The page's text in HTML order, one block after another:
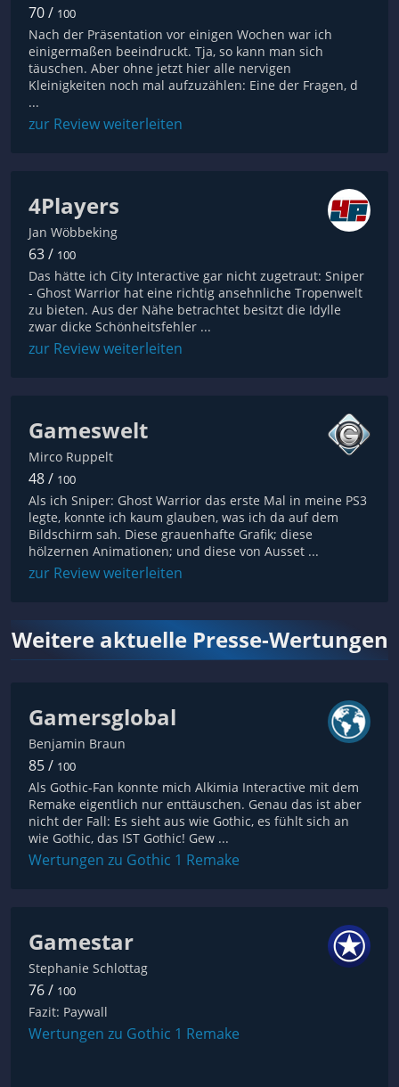
70 / 100
Nach der Präsentation vor einigen Wochen war ich
einigermaßen beeindruckt. Tja, so kann man sich
täuschen. Aber ohne jetzt hier alle nervigen
Kleinigkeiten noch mal aufzuzählen: Eine der Fragen, d
...
zur Review weiterleiten
4Players
Jan Wöbbeking
63 / 100
Das hätte ich City Interactive gar nicht zugetraut: Sniper
- Ghost Warrior hat eine richtig ansehnliche Tropenwelt
zu bieten. Aus der Nähe betrachtet besitzt die Idylle
zwar dicke Schönheitsfehler ...
zur Review weiterleiten
Gameswelt
Mirco Ruppelt
48 / 100
Als ich Sniper: Ghost Warrior das erste Mal in meine PS3
legte, konnte ich kaum glauben, was ich da auf dem
Bildschirm sah. Diese grauenhafte Grafik; diese
hölzernen Animationen; und diese von Ausset ...
zur Review weiterleiten
Weitere aktuelle Presse-Wertungen
Gamersglobal
Benjamin Braun
85 / 100
Als Gothic-Fan konnte mich Alkimia Interactive mit dem
Remake eigentlich nur enttäuschen. Genau das ist aber
nicht der Fall: Es sieht aus wie Gothic, es fühlt sich an
wie Gothic, das IST Gothic! Gew ...
Wertungen zu Gothic 1 Remake
Gamestar
Stephanie Schlottag
76 / 100
Fazit: Paywall
Wertungen zu Gothic 1 Remake